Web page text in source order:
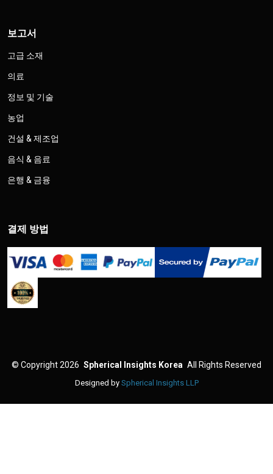
보고서
고급 소재
의료
정보 및 기술
농업
건설 & 제조업
음식 & 음료
은행 & 금융
결제 방법
© Copyright 2026 Spherical Insights Korea All Rights Reserved
Designed by Spherical Insights LLP